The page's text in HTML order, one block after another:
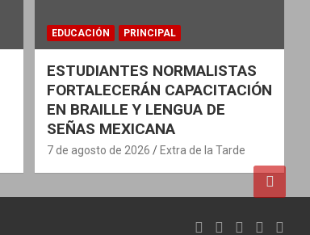
EDUCACIÓN PRINCIPAL
ESTUDIANTES NORMALISTAS
FORTALECERÁN CAPACITACIÓN
EN BRAILLE Y LENGUA DE
SEÑAS MEXICANA
7 de agosto de 2026 Extra de la Tarde